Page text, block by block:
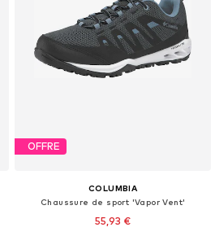
OFFRE
COLUMBIA
Chaussure de sport 'Vapor Vent'
55,93 €